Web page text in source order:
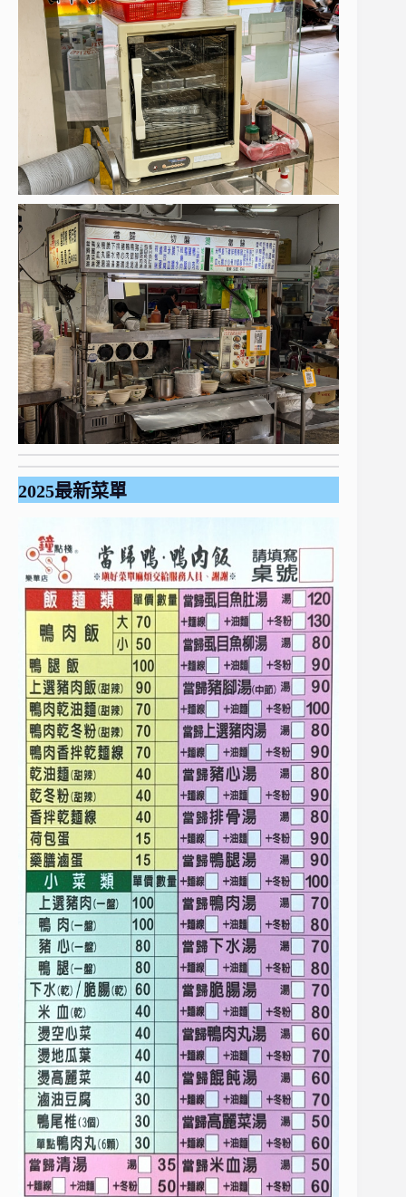
2025最新菜單